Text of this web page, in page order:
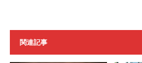
関連記事